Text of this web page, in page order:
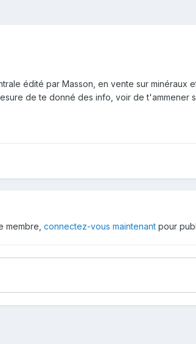
édité par Masson, en vente sur minéraux
de te donné des info, voir de t'ammener
membre, connectez-vous maintenant pour